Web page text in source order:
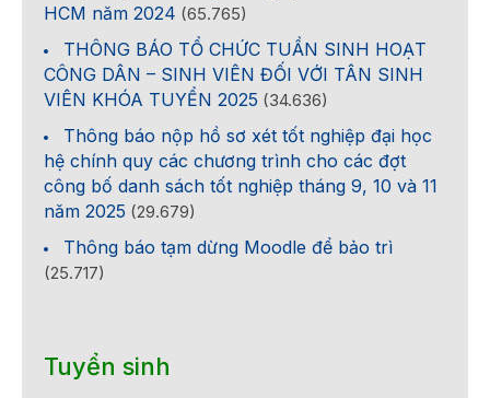
HCM năm 2024 (65.765)
THÔNG BÁO TỔ CHỨC TUẦN SINH HOẠT
CÔNG DÂN – SINH VIÊN ĐỐI VỚI TÂN SINH
VIÊN KHÓA TUYỂN 2025 (34.636)
Thông báo nộp hồ sơ xét tốt nghiệp đại học
hệ chính quy các chương trình cho các đợt
công bố danh sách tốt nghiệp tháng 9, 10 và 11
năm 2025 (29.679)
Thông báo tạm dừng Moodle để bảo trì
(25.717)
Tuyển sinh